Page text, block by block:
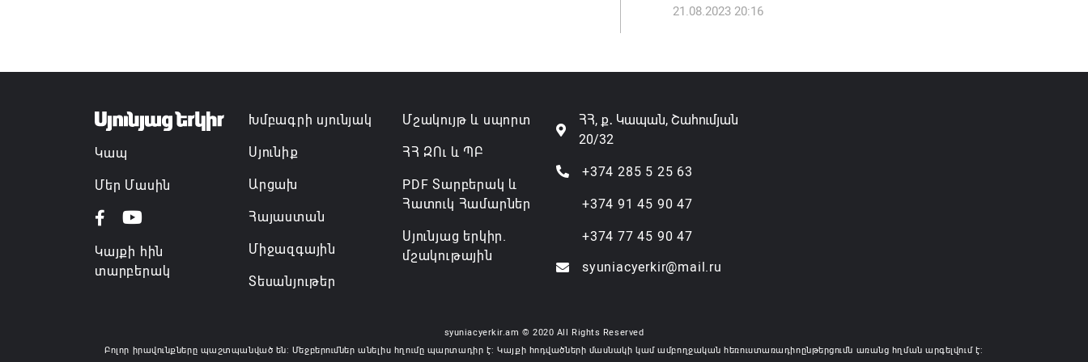
ազատվել է պաշտոնից
նախարարությունների անվանումները
21.08.2023 20:16
Կապ
Մեր Մասին
Կայքի հին
տարբերակ
Խմբագրի սյունյակ
Սյունիք
Արցախ
Հայաստան
Միջազգային
Տեսանյութեր
Մշակույթ և սպորտ
ՀՀ ԶՈւ և ՊԲ
PDF Տարբերակ և
Հատուկ Համարներ
Սյունյաց երկիր.
մշակութային
ՀՀ, ք․ Կապան, Շահումյան
20/32
+374 285 5 25 63
+374 91 45 90 47
+374 77 45 90 47
syuniacyerkir@mail.ru
syuniacyerkir.am © 2020 All Rights Reserved
Բոլոր իրավունքները պաշտպանված են: Մեջբերումներ անելիս հղումը պարտադիր է: Կայքի հոդվածների մասնակի կամ ամբողջական հեռուստառադիոընթերցումն առանց հղման արգելվում է: